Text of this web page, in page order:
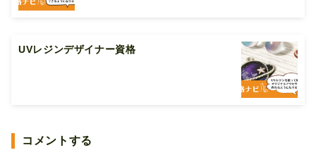
UVレジンデザイナー資格
コメントする